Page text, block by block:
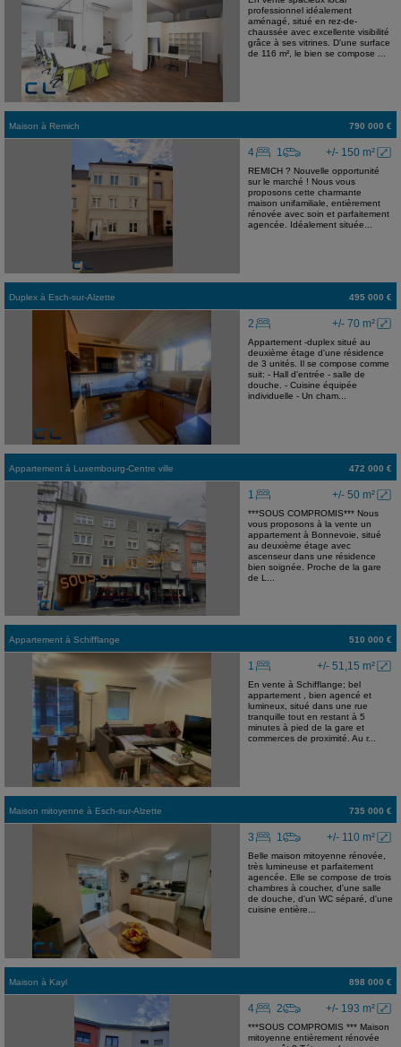
professionnel idéalement
aménagé, situé en rez-de-
chaussée avec excellente visibilité
grâce à ses vitrines. D'une surface
de 116 m², le bien se compose ...
Maison à Remich 790 000 €
+/- 150 m²
4 1
REMICH ? Nouvelle opportunité
sur le marché ! Nous vous
proposons cette charmante
maison unifamiliale, entièrement
rénovée avec soin et parfaitement
agencée. Idéalement située...
Duplex à Esch-sur-Alzette 495 000 €
+/- 70 m²
2
Appartement -duplex situé au
deuxième étage d'une résidence
de 3 unités. Il se compose comme
suit: - Hall d'entrée - salle de
douche. - Cuisine équipée
individuelle - Un cham...
Appartement à Luxembourg-Centre ville 472 000 €
+/- 50 m²
1
***SOUS COMPROMIS*** Nous
vous proposons à la vente un
appartement à Bonnevoie, situé
au deuxième étage avec
ascenseur dans une résidence
bien soignée. Proche de la gare
de L...
Appartement à Schifflange 510 000 €
+/- 51,15 m²
1
En vente à Schifflange; bel
appartement , bien agencé et
lumineux, situé dans une rue
tranquille tout en restant à 5
minutes à pied de la gare et
commerces de proximité. Au r...
Maison mitoyenne à Esch-sur-Alzette 735 000 €
+/- 110 m²
3 1
Belle maison mitoyenne rénovée,
très lumineuse et parfaitement
agencée. Elle se compose de trois
chambres à coucher, d'une salle
de douche, d'un WC séparé, d'une
cuisine entière...
Maison à Kayl 898 000 €
+/- 193 m²
4 2
***SOUS COMPROMIS *** Maison
mitoyenne entièrement rénovée